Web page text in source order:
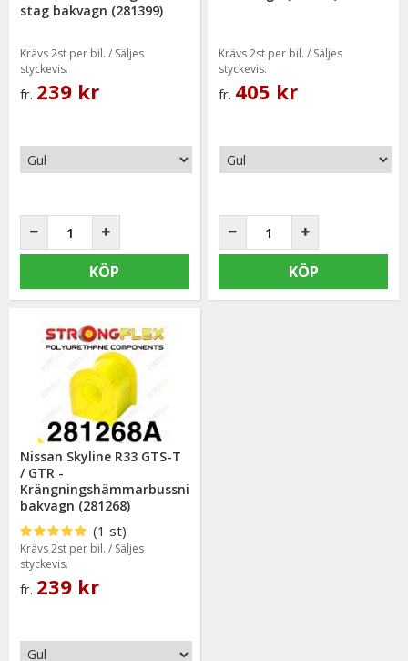
stag bakvagn (281399)
Krävs 2st per bil. / Säljes
styckevis.
fr. 239 kr
KÖP
Krävs 2st per bil. / Säljes
styckevis.
fr. 405 kr
KÖP
Nissan Skyline R33 GTS-T
/ GTR -
Krängningshämmarbussning
bakvagn (281268)
(1 st)
Krävs 2st per bil. / Säljes
styckevis.
fr. 239 kr